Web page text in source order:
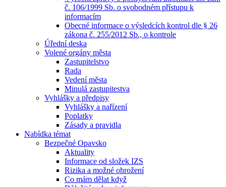
č. 106/1999 Sb. o svobodném přístupu k
informacím
Obecné informace o výsledcích kontrol dle § 26
zákona č. 255/2012 Sb., o kontrole
Úřední deska
Volené orgány města
Zastupitelstvo
Rada
Vedení města
Minulá zastupitestva
Vyhlášky a předpisy
Vyhlášky a nařízení
Poplatky
Zásady a pravidla
Nabídka témat
Bezpečné Opavsko
Aktuality
Informace od složek IZS
Rizika a možné ohrožení
Co mám dělat když